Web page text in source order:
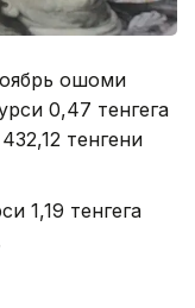
оқшоми
0,47 тенгега
тенгени
1,19 тенгега